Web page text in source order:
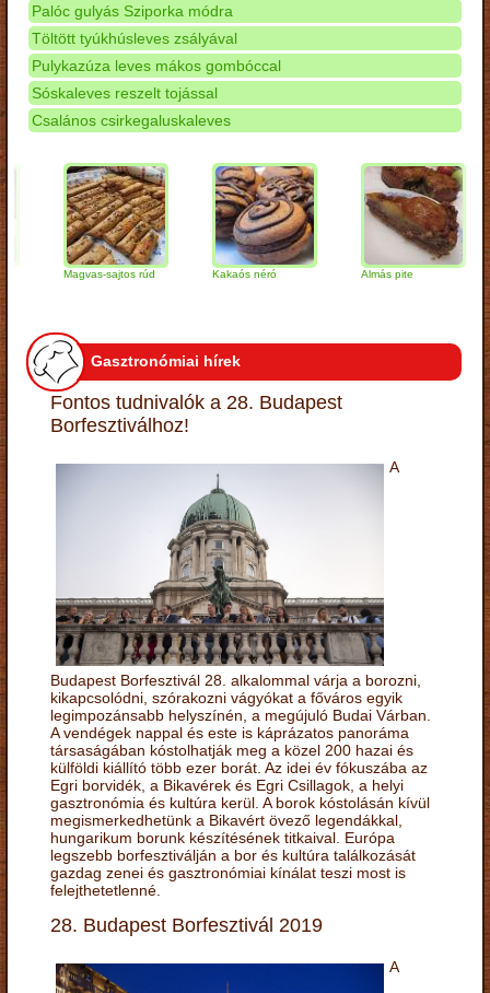
Palóc gulyás Sziporka módra
Töltött tyúkhúsleves zsályával
Pulykazúza leves mákos gombóccal
Sóskaleves reszelt tojással
Csalános csirkegaluskaleves
Magvas-sajtos rúd Kakaós néró Almás pite
Gasztronómiai hírek
Fontos tudnivalók a 28. Budapest
Borfesztiválhoz!
A
Budapest Borfesztivál 28. alkalommal várja a borozni,
kikapcsolódni, szórakozni vágyókat a főváros egyik
legimpozánsabb helyszínén, a megújuló Budai Várban.
A vendégek nappal és este is káprázatos panoráma
társaságában kóstolhatják meg a közel 200 hazai és
külföldi kiállító több ezer borát. Az idei év fókuszába az
Egri borvidék, a Bikavérek és Egri Csillagok, a helyi
gasztronómia és kultúra kerül. A borok kóstolásán kívül
megismerkedhetünk a Bikavért övező legendákkal,
hungarikum borunk készítésének titkaival. Európa
legszebb borfesztiválján a bor és kultúra találkozását
gazdag zenei és gasztronómiai kínálat teszi most is
felejthetetlenné.
28. Budapest Borfesztivál 2019
A